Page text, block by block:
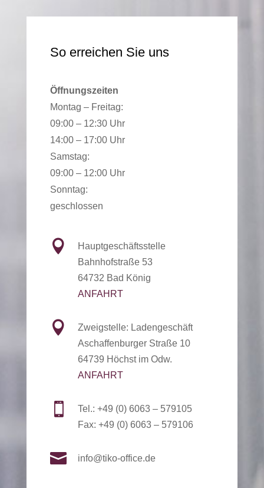
So erreichen Sie uns
Öffnungszeiten
Montag – Freitag:
09:00 – 12:30 Uhr
14:00 – 17:00 Uhr
Samstag:
09:00 – 12:00 Uhr
Sonntag:
geschlossen

Hauptgeschäftsstelle
Bahnhofstraße 53
64732 Bad König
ANFAHRT

Zweigstelle: Ladengeschäft
Aschaffenburger Straße 10
64739 Höchst im Odw.
ANFAHRT

Tel.: +49 (0) 6063 – 579105
Fax: +49 (0) 6063 – 579106
 info@tiko-office.de